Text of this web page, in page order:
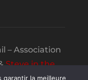
– Association
Steve in the
la meilleure